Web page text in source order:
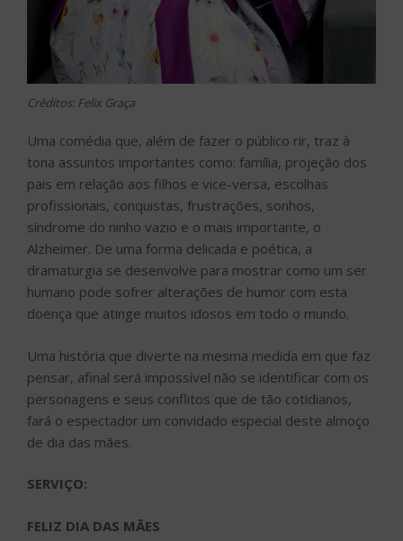
Créditos: Felix Graça
Uma comédia que, além de fazer o público rir, traz à
tona assuntos importantes como: família, projeção dos
pais em relação aos filhos e vice-versa, escolhas
profissionais, conquistas, frustrações, sonhos,
síndrome do ninho vazio e o mais importante, o
Alzheimer. De uma forma delicada e poética, a
dramaturgia se desenvolve para mostrar como um ser
humano pode sofrer alterações de humor com esta
doença que atinge muitos idosos em todo o mundo.
Uma história que diverte na mesma medida em que faz
pensar, afinal será impossível não se identificar com os
personagens e seus conflitos que de tão cotidianos,
fará o espectador um convidado especial deste almoço
de dia das mães.
SERVIÇO:
FELIZ DIA DAS MÃES